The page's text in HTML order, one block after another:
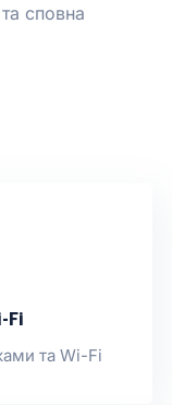
сповна
Fi
та Wi-Fi